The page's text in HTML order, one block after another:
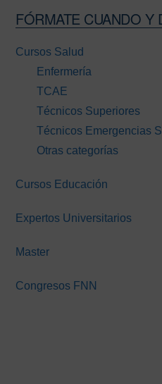
FÓRMATE CUANDO Y
Cursos Salud
Enfermería
TCAE
Técnicos Superiores
Técnicos Emergencias
Otras categorías
Cursos Educación
Expertos Universitarios
Master
Congresos FNN